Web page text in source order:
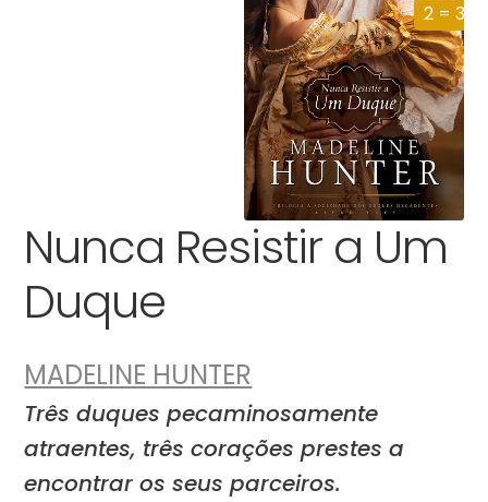
2 = 3
Nunca Resistir a Um
Duque
MADELINE HUNTER
Três duques pecaminosamente
atraentes, três corações prestes a
encontrar os seus parceiros.